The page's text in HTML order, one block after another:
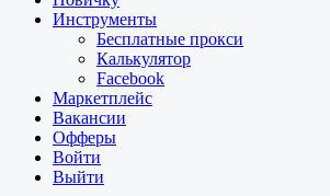
Инструменты
Бесплатные прокси
Калькулятор
Facebook
Маркетплейс
Вакансии
Офферы
Войти
Выйти